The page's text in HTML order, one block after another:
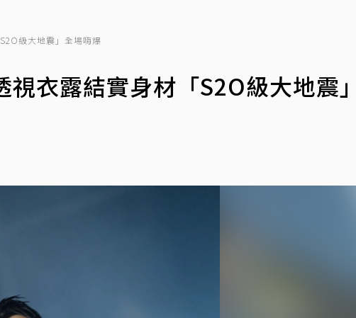
級大地震」全場嗨爆
衣露結實身材「S2O級大地震